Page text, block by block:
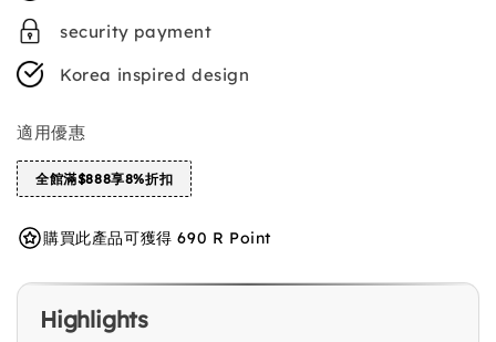
security payment
Korea inspired design
適用優惠
全館滿$888享8%折扣
購買此產品可獲得 690 R Point
Highlights